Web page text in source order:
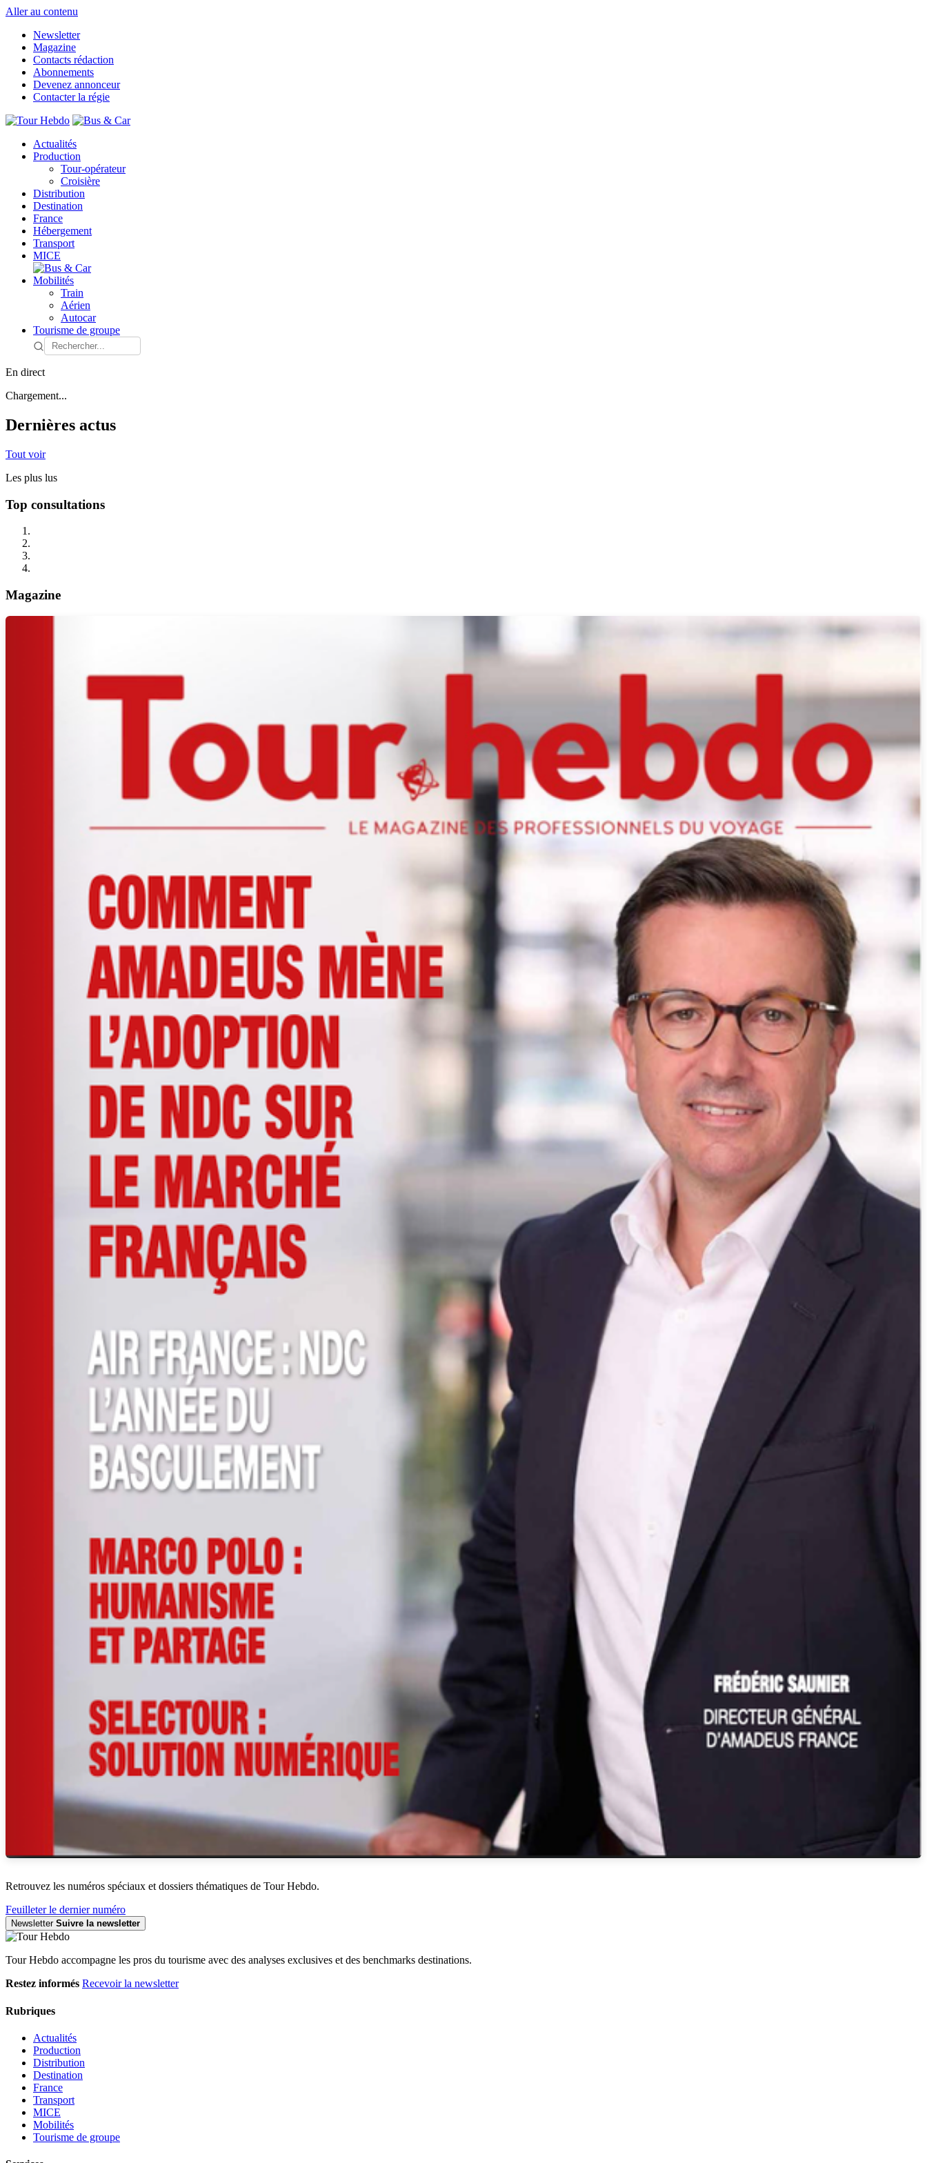
Aller au contenu
Newsletter
Magazine
Contacts rédaction
Abonnements
Devenez annonceur
Contacter la régie
Actualités
Production
Tour-opérateur
Croisière
Distribution
Destination
France
Hébergement
Transport
MICE
Mobilités
Train
Aérien
Autocar
Tourisme de groupe
En direct
Chargement...
Dernières actus
Tout voir
Les plus lus
Top consultations
Magazine
Retrouvez les numéros spéciaux et dossiers thématiques de Tour Hebdo.
Feuilleter le dernier numéro
Newsletter Suivre la newsletter
Tour Hebdo accompagne les pros du tourisme avec des analyses exclusives et des benchmarks destinations.
Restez informés Recevoir la newsletter
Rubriques
Actualités
Production
Distribution
Destination
France
Transport
MICE
Mobilités
Tourisme de groupe